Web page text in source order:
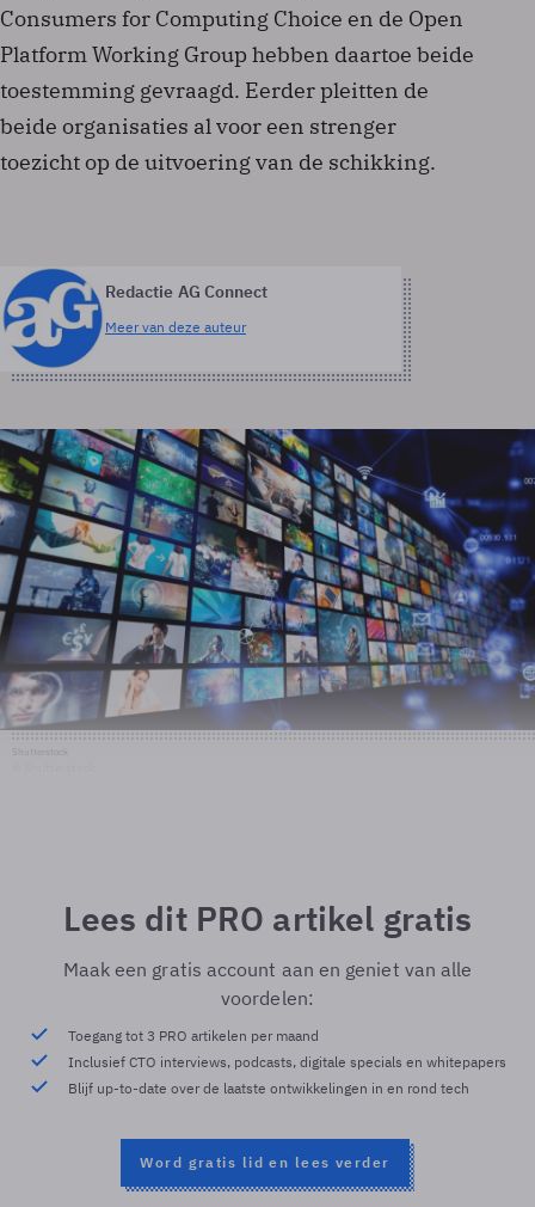
Consumers for Computing Choice en de Open
Platform Working Group hebben daartoe beide
toestemming gevraagd. Eerder pleitten de
beide organisaties al voor een strenger
toezicht op de uitvoering van de schikking.
Redactie AG Connect
Meer van deze auteur
Lees dit PRO artikel gratis
Maak een gratis account aan en geniet van alle
voordelen:
Toegang tot 3 PRO artikelen per maand
Inclusief CTO interviews, podcasts, digitale specials en whitepapers
Blijf up-to-date over de laatste ontwikkelingen in en rond tech
Word gratis lid en lees verder